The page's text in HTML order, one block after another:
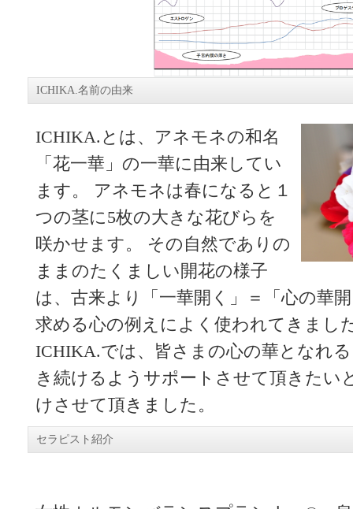
ICHIKA.名前の由来
ICHIKA.とは、アネモネの和名
「花一華」の一華に由来してい
ます。 アネモネは春になると１
つの茎に5枚の大きな花びらを
咲かせます。 その自然でありの
ままのたくましい開花の様子
は、古来より「一華開く」＝「心の華
求める心の例えによく使われてきまし
ICHIKA.では、皆さまの心の華となれ
き続けるようサポートさせて頂きたい
けさせて頂きました。
セラピスト紹介